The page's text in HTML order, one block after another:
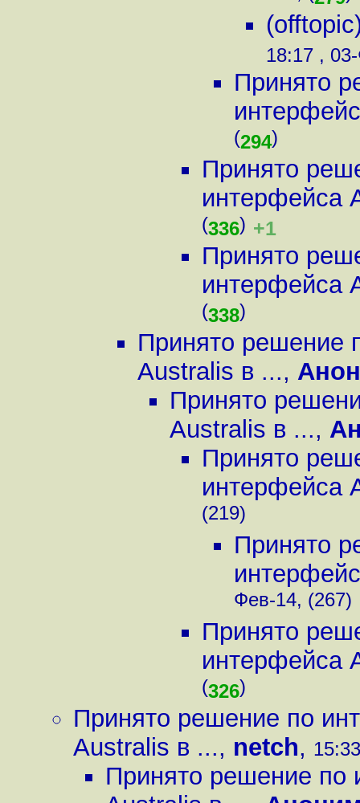
18:17 ,
Принято
(294)
Принято
интерфейса
(336) +1
Принято
интерфейса
(338)
Принято решение
Australis в ...,
Принято
Australis в ...,
Принято
интерфейса
(219)
Принято
Фев-14, (267)
Принято
интерфейса
(326)
Принято решение по
Australis в ..., netch,
Принято решение по